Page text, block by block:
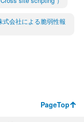
会社による脆弱性報
PageTop